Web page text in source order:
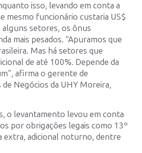
isso, levando em conta a
mesmo funcionário custaria US$
alguns setores, os ônus
mais pesados. “Apuramos que
Mas há setores que
de até 100%. Depende da
afirma o gerente de
Negócios da UHY Moreira,
o levantamento levou em conta
por obrigações legais como 13º
extra, adicional noturno, dentre